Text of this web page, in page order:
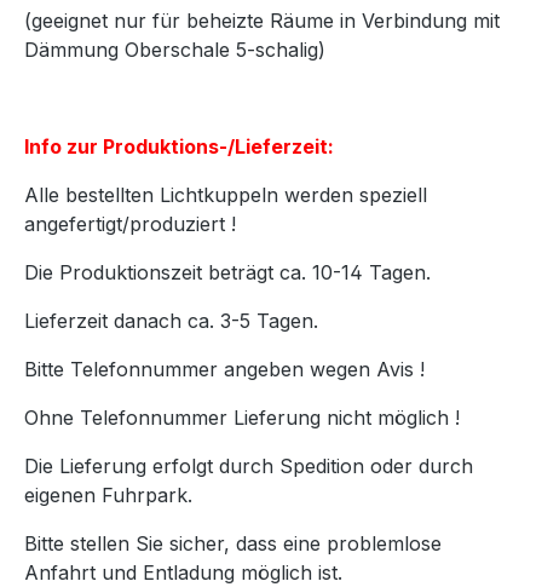
(geeignet nur für beheizte Räume in Verbindung mit
Dämmung Oberschale 5-schalig)
Info zur Produktions-/Lieferzeit:
Alle bestellten Lichtkuppeln werden speziell
angefertigt/produziert !
Die Produktionszeit beträgt ca. 10-14 Tagen.
Lieferzeit danach ca. 3-5 Tagen.
Bitte Telefonnummer angeben wegen Avis !
Ohne Telefonnummer Lieferung nicht möglich !
Die Lieferung erfolgt durch Spedition oder durch
eigenen Fuhrpark.
Bitte stellen Sie sicher, dass eine problemlose
Anfahrt und Entladung möglich ist.